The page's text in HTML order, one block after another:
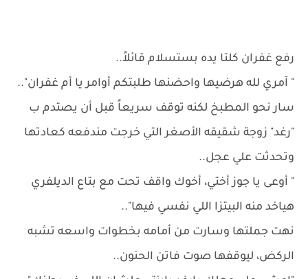
رفع غفران كلتا يده بستسلام قائلاً..
" آمري لله هرضيها واحضنها طلبتكم أوامر يا أم غفران"..
سار نحو المطبخ لكنه توقف سريعاً قبل أن يصتدم ب
"رغد" زوجة شقيقه الأصغر التي خرجت مندفعه كعادتها
وتحدثت علي عجل..
" أوعى يا جوز أختي، أخوك واقف تحت مع بتاع الديلفري
هياخد منه البيتزا اللي نفسي فيها"..
نهت جملتها وسارت من أمامه بخطوات واسعه تشبه
الركض، ليوقفها صوت فاتن الحنون..